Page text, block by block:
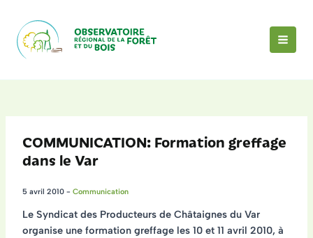
contenu
COMMUNICATION: Formation greffage
dans le Var
5 avril 2010 - Communication
Le Syndicat des Producteurs de Châtaignes du Var
organise une formation greffage les 10 et 11 avril 2010, à